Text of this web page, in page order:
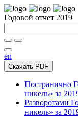
Годовой отчет 2019
en
Скачать PDF
Постранично
никель» за
Разворотами
никель» за